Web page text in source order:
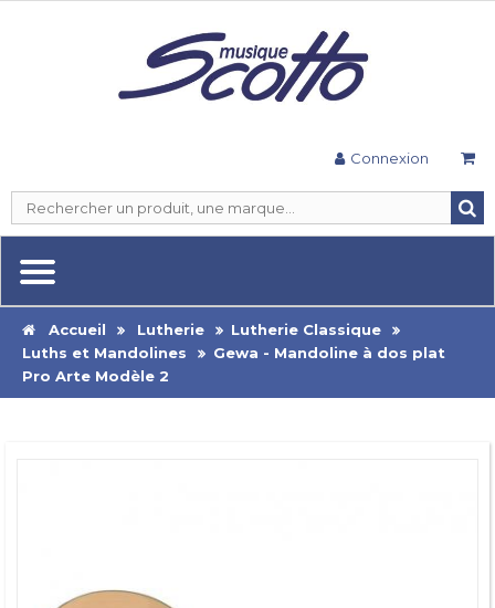
Connexion
Accueil Lutherie
Lutherie Classique
Luths et Mandolines
Gewa - Mandoline à dos plat
Pro Arte Modèle 2